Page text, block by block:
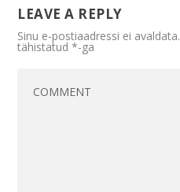
LEAVE A REPLY
Sinu e-postiaadressi ei avaldata.
tähistatud*-ga